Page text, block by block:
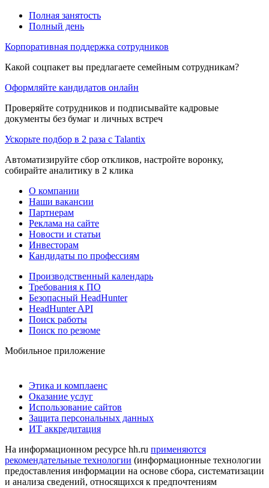
Полная занятость
Полный день
Корпоративная поддержка сотрудников
Какой соцпакет вы предлагаете семейным сотрудникам?
Оформляйте кандидатов онлайн
Проверяйте сотрудников и подписывайте кадровые
документы без бумаг и личных встреч
Ускорьте подбор в 2 раза с Talantix
Автоматизируйте сбор откликов, настройте воронку,
собирайте аналитику в 2 клика
О компании
Наши вакансии
Партнерам
Реклама на сайте
Новости и статьи
Инвесторам
Кандидаты по профессиям
Производственный календарь
Требования к ПО
Безопасный HeadHunter
HeadHunter API
Поиск работы
Поиск по резюме
Мобильное приложение
Этика и комплаенс
Оказание услуг
Использование сайтов
Защита персональных данных
ИТ аккредитация
На информационном ресурсе hh.ru применяются
рекомендательные технологии (информационные технологии
предоставления информации на основе сбора, систематизации
и анализа сведений, относящихся к предпочтениям